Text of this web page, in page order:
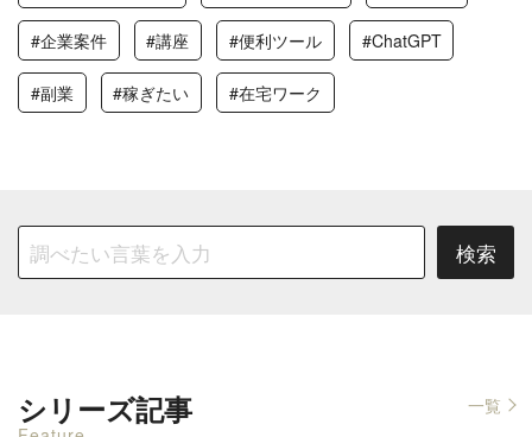
#企業案件 #講座 #便利ツール #ChatGPT
#副業 #稼ぎたい #在宅ワーク
シリーズ記事 一覧